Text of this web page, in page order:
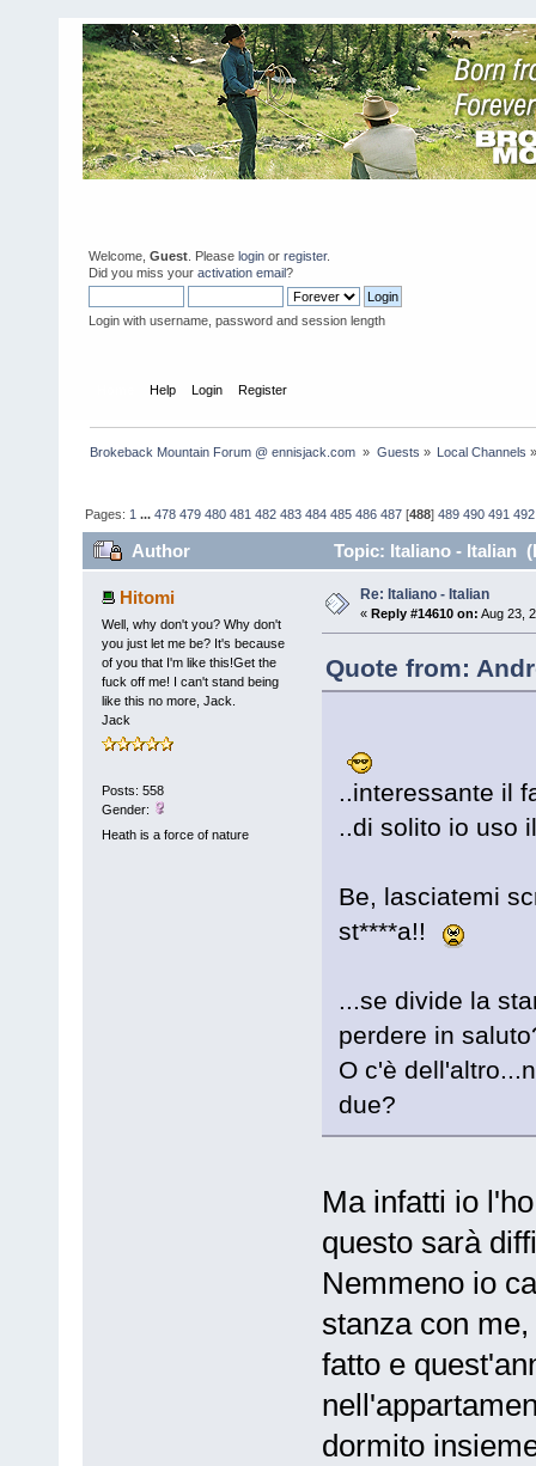
Welcome, Guest . Please login or register.
Did you miss your activation email?
Login with username, password and session length
Help Login Register
Brokeback Mountain Forum @ ennisjack.com » Guests » Local Channels »
Pages: 1 ...478 479 480 481 482 483 484 485 486 487 [488]489 490 491 492
Author Topic: Italiano - Italian
Hitomi
Well, why don't you? Why don't
you just let me be? It's because
of you that I'm like this!Get the
fuck off me! I can't stand being
like this no more, Jack.
Jack
Posts: 558
Gender:
Heath is a force of nature
Re: Italiano - Italian
« Reply #14610 on: Aug 23,
Quote from:
..interessante il
..di solito io uso
Be, lasciatemi
st****a!!
...se divide la
perdere in
O c'è
due?
Ma infatti io
questo sarà
Nemmeno io
stanza con
fatto e
dormito